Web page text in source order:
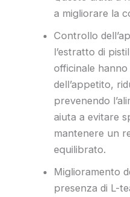
a migliorare la
Controllo
l’estratto di
officinale
dell’appetito,
prevenendo
aiuta a evitare
mantenere un
equilibrato.
Miglioramento
presenza di L-